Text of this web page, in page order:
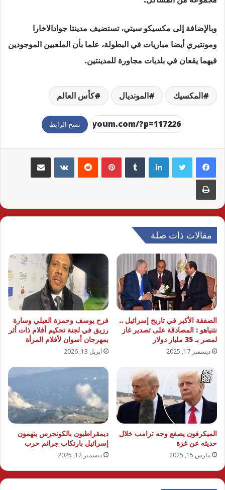
وبالإضافة إلى مكسيكو سيتي، تستضيف مدينتا جوادالاخارا
ومونتيري أيضا مباريات في البطولة، علما بأن الملعبين الموجودين
فيهما يقعان في بلديات مجاورة للمدينتين.
المكسيك المونديال كأس العالم
نسخ الرابط
لينكدإن بينتيريست مشاركة عبر البريد
طباعة
مقالات ذات صلة
الصفقة الأكبر في تاريخ إسرائيل ..
نتنياهو : المصادقة على تصدير غاز
لمصر بـ 35 مليار دولار
ديسمبر 17, 2025
فرح يوسف وحمزة العيلي وسارة
رزيق في لجنة تحكيم أفلام ذات أثر
بمهرجان أسوان لأفلام المرأة
أبريل 13, 2026
الميكرفون يصفع وجه ترامب خلال
حديثه عن غزة
مارس 15, 2025
ديمقراطيون بالكونجرس يتهمون
إسرائيل بارتكاب جرائم حرب
ديسمبر 12, 2025